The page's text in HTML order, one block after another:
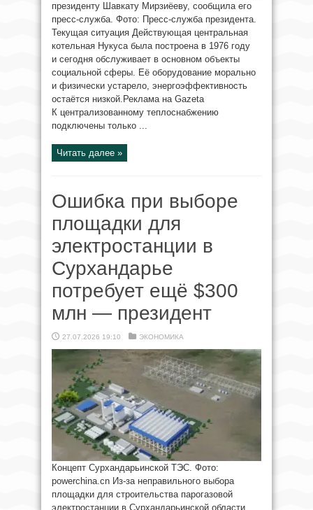
президенту Шавкату Мирзиёеву, сообщила его
пресс-служба. Фото: Пресс-служба президента.
Текущая ситуация Действующая центральная
котельная Нукуса была построена в 1976 году
и сегодня обслуживает в основном объекты
социальной сферы. Её оборудование морально
и физически устарело, энергоэффективность
остаётся низкой.Реклама на Gazeta
К централизованному теплоснабжению
подключены только ...
Читать далее »
Ошибка при выборе
площадки для
электростанции в
Сурхандарье
потребует ещё $300
млн — президент
27.07.2026 19:10 ЭКОНОМИКА
Концепт Сурхандарьинской ТЭС. Фото:
powerchina.cn Из-за неправильного выбора
площадки для строительства парогазовой
электростанции в Сурхандарьинской области